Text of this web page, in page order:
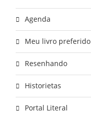
Agenda
Meu livro preferido
Resenhando
Historietas
Portal Literal